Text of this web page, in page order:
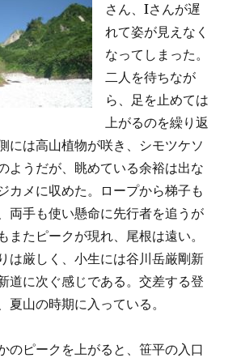
さん、Iさんが遅
れて姿が見えなく
なってしまった。
二人を待ちなが
ら、足を止めては
上がるのを繰り返
には高山植物が咲き、シモツケソ
ようだが、眺めている余裕は出な
カメに収めた。ロープから梯子も
両手も使い懸命に先行者を追うが
またピークが現れ、尾根は遠い。
は厳しく、小生には谷川岳厳剛新
道に次ぐ感じである。交差する登
夏山の時期に入っている。
のピークを上がると、笹平の入口